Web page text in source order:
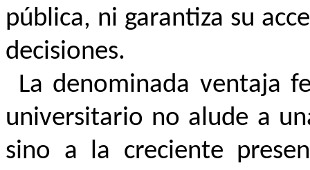
pública, ni garantiza su
decisiones.
La denominada ventaja
universitario no alude a
sino a la creciente